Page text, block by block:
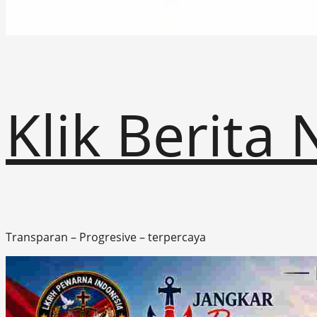
Klik Berita
Transparan – Progresive – terpercaya